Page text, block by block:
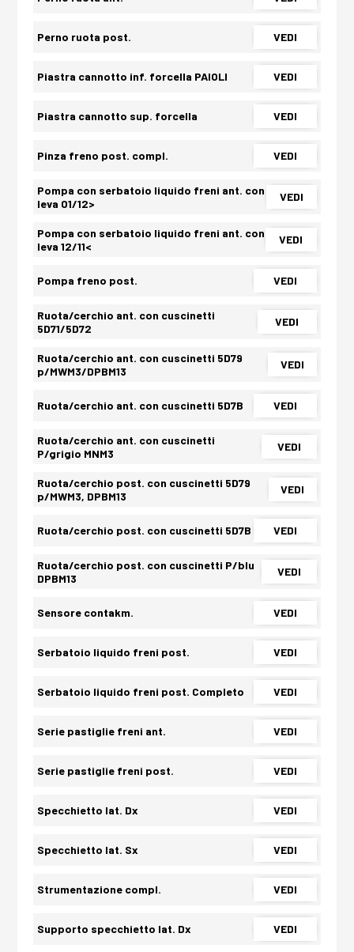
Perno ruota post. VEDI
Piastra cannotto inf. forcella PAIOLI VEDI
Piastra cannotto sup. forcella VEDI
Pinza freno post. compl. VEDI
Pompa con serbatoio liquido freni ant. con
leva 01/12>
VEDI
Pompa con serbatoio liquido freni ant. con
leva 12/11<
VEDI
Pompa freno post. VEDI
Ruota/cerchio ant. con cuscinetti
5D71/5D72
VEDI
Ruota/cerchio ant. con cuscinetti 5D79
p/MWM3/DPBM13
VEDI
Ruota/cerchio ant. con cuscinetti 5D7B VEDI
Ruota/cerchio ant. con cuscinetti
P/grigio MNM3
VEDI
Ruota/cerchio post. con cuscinetti 5D79
p/MWM3, DPBM13
VEDI
Ruota/cerchio post. con cuscinetti 5D7B VEDI
Ruota/cerchio post. con cuscinetti P/blu
DPBM13
VEDI
Sensore contakm. VEDI
Serbatoio liquido freni post. VEDI
Serbatoio liquido freni post. Completo VEDI
Serie pastiglie freni ant. VEDI
Serie pastiglie freni post. VEDI
Specchietto lat. Dx VEDI
Specchietto lat. Sx VEDI
Strumentazione compl. VEDI
Supporto specchietto lat. Dx VEDI